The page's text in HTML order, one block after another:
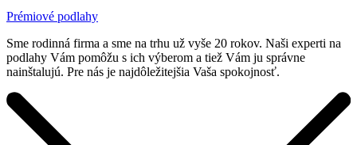
Prémiové podlahy
Sme rodinná firma a sme na trhu už vyše 20 rokov. Naši experti na
podlahy Vám pomôžu s ich výberom a tiež Vám ju správne
nainštalujú. Pre nás je najdôležitejšia Vaša spokojnosť.